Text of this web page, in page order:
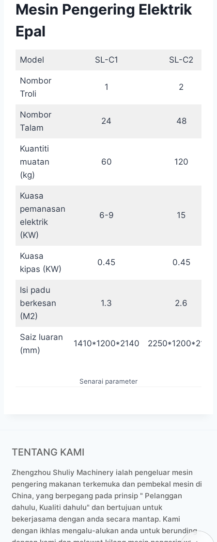
Mesin Pengering Elektrik
Epal
Model SL-C1 SL-C2
Nombor
Troli
1 2
Nombor
Talam
24 48
Kuantiti
muatan
(kg)
60 120
Kuasa
pemanasan
elektrik
(KW)
6-9 15
Kuasa
kipas (KW)
0.45 0.45
Isi padu
berkesan
(M2)
1.3 2.6
Saiz luaran
(mm)
1410*1200*2140 2250*1200*2160
Senarai parameter
TENTANG KAMI
Zhengzhou Shuliy Machinery ialah pengeluar mesin
pengering makanan terkemuka dan pembekal mesin di
China, yang berpegang pada prinsip " Pelanggan
dahulu, Kualiti dahulu" dan bertujuan untuk
bekerjasama dengan anda secara mantap. Kami
dengan ikhlas mengalu-alukan anda untuk berunding